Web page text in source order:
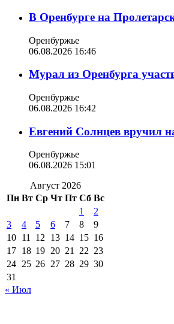
В Оренбурге на
Оренбуржье
06.08.2026 16:46
Мурал из Оренбурга
Оренбуржье
06.08.2026 16:42
Евгений Солнцев вручил
Оренбуржье
06.08.2026 15:01
Август 2026
Пн Вт Ср Чт Пт Сб Вс
1
2
3
4 5 6 7 8
9
10 11 12 13 14 15 16
17 18 19 20 21 22 23
24 25 26 27 28 29 30
31
« Июл